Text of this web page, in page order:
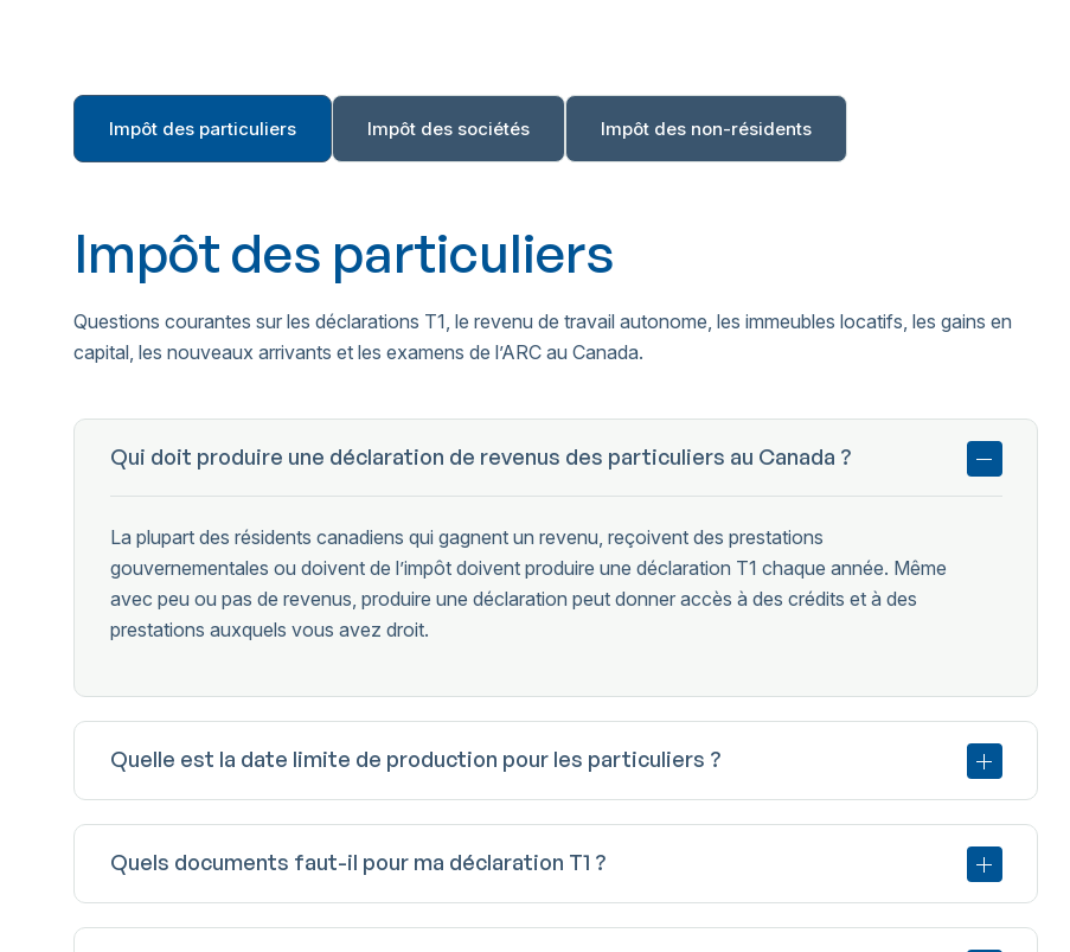
Impôt des particuliers Impôt des sociétés Impôt des non-résidents
Impôt des particuliers
Questions courantes sur les déclarations T1, le revenu de travail autonome, les immeubles locatifs, les gains en
capital, les nouveaux arrivants et les examens de l’ARC au Canada.
Qui doit produire une déclaration de revenus des particuliers au Canada ?
La plupart des résidents canadiens qui gagnent un revenu, reçoivent des prestations
gouvernementales ou doivent de l’impôt doivent produire une déclaration T1 chaque année. Même
avec peu ou pas de revenus, produire une déclaration peut donner accès à des crédits et à des
prestations auxquels vous avez droit.
Quelle est la date limite de production pour les particuliers ?
Quels documents faut-il pour ma déclaration T1 ?